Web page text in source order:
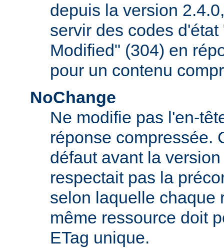
depuis la version
servir des codes
Modified" (304) en
pour un contenu
NoChange
Ne modifie pas l'en-
réponse compressée.
défaut avant la
respectait pas la
selon laquelle chaque
même ressource doit
ETag unique.